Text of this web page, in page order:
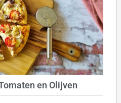
en Olijven